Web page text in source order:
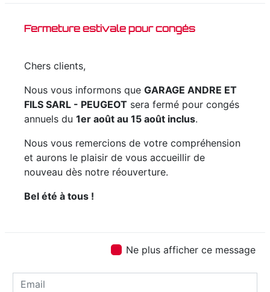
Fermeture estivale pour congés
Chers clients,
Nous vous informons que GARAGE ANDRE ET
FILS SARL - PEUGEOT sera fermé pour congés
annuels du 1er août au 15 août inclus.
Nous vous remercions de votre compréhension
et aurons le plaisir de vous accueillir de
nouveau dès notre réouverture.
Bel été à tous !
Ne plus afficher ce message
EN SAVOIR PLUS
Contactez nous